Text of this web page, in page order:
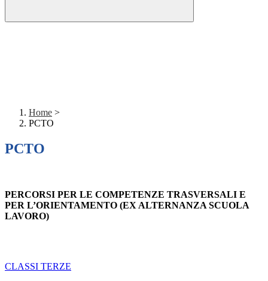
Home >
PCTO
PCTO
PERCORSI PER LE COMPETENZE TRASVERSALI E
PER L’ORIENTAMENTO (EX ALTERNANZA SCUOLA
LAVORO)
CLASSI TERZE